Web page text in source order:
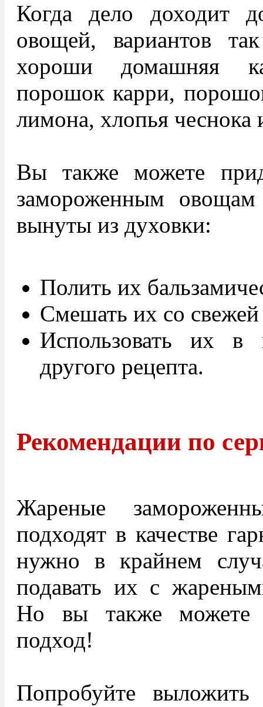
Когда дело доходит
овощей, вариантов
хороши домашняя
порошок карри,
лимона, хлопья чеснока
Вы также можете
замороженным
вынуты из духовки:
Полить их
Смешать их со
Использовать их в
другого рецепта.
Рекомендации по
Жареные
подходят в качестве
нужно в крайнем
подавать их с
Но вы также можете
подход!
Попробуйте